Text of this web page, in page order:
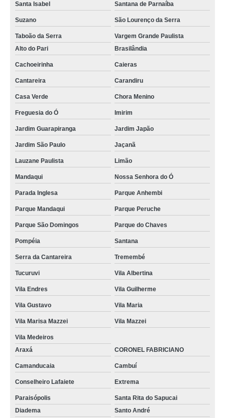
Santa Isabel Santana de Parnaíba
Suzano São Lourenço da Serra
Taboão da Serra
Vargem Grande Paulista
Alto do Pari
Brasilândia
Cachoeirinha Caieras
Cantareira Carandiru
Casa Verde Chora Menino
Freguesia do Ó Imirim
Jardim Guarapiranga Jardim Japão
Jardim São Paulo Jaçanã
Lauzane Paulista Limão
Mandaqui Nossa Senhora do Ó
Parada Inglesa Parque Anhembi
Parque Mandaqui Parque Peruche
Parque São Domingos Parque do Chaves
Pompéia Santana
Serra da Cantareira Tremembé
Tucuruvi Vila Albertina
Vila Endres Vila Guilherme
Vila Gustavo Vila Maria
Vila Marisa Mazzei Vila Mazzei
Vila Medeiros
Araxá
CORONEL FABRICIANO
Camanducaia Cambuí
Conselheiro Lafaiete Extrema
Paraisópolis
Santa Rita do Sapucai
Diadema
Santo André